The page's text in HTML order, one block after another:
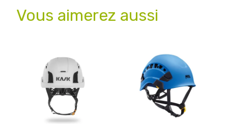
Vous aimerez aussi